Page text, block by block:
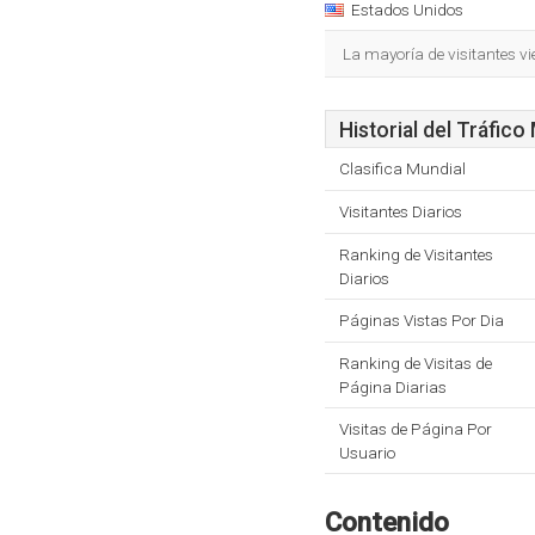
Estados Unidos
La mayoría de visitantes
Historial del Tráfico
Clasifica Mundial
Visitantes Diarios
Ranking de Visitantes
Diarios
Páginas Vistas Por Dia
Ranking de Visitas de
Página Diarias
Visitas de Página Por
Usuario
Contenido